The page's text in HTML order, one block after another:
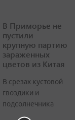
В Приморье не
пустили
крупную партию
зараженных
цветов из Китая
В срезах кустовой
гвоздики и
подсолнечника